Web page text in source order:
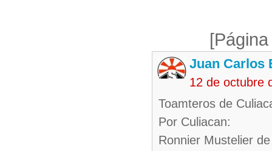
Juan Carlos
12 de octubre
Toamteros de
Por Culiacan:
Ronnier Mustelier